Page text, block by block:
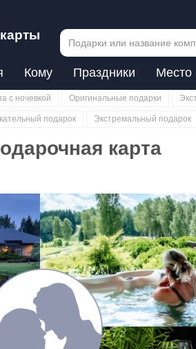
Кому Праздники Место
с ночевкой Оригинальные подарки
подарок Экстремальный подарок
карта